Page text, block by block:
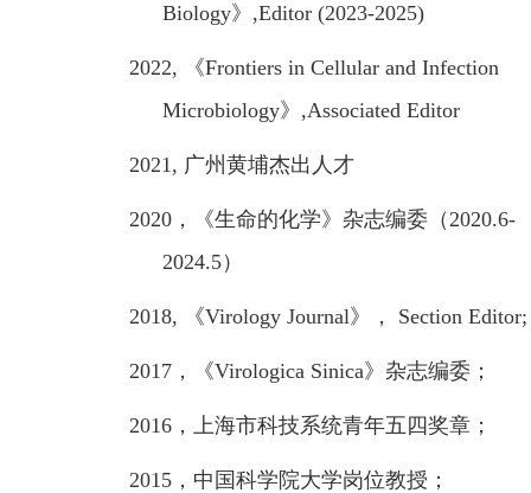
Biology》 ,Editor(2023-2025)
2022, 《Frontiers in Cellular and Infection
Microbiology》 ,Associated Editor
2021, 广州黄埔杰出人才
2020，《生命的化学》杂志编委（2020.6-
2024.5）
2018, 《Virology Journal》， Section Editor;
2017，《Virologica Sinica》 杂志编委；
2016， 上海市科技系统青年五四奖章；
2015，中国科学院大学岗位教授；